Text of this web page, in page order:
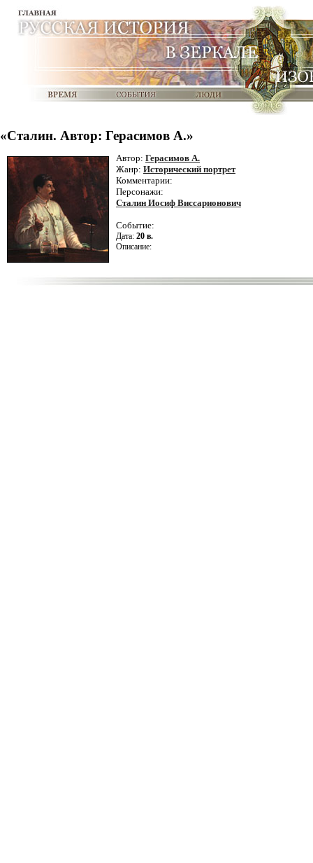
«Сталин. Автор: Герасимов А.»
Автор: Герасимов А.
Жанр: Исторический портрет
Комментарии:
Персонажи:
Сталин Иосиф Виссарионович
Событие:
Дата: 20 в.
Описание: